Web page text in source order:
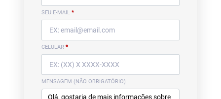
SEU E-MAIL *
CELULAR *
MENSAGEM (NÃO OBRIGATÓRIO)